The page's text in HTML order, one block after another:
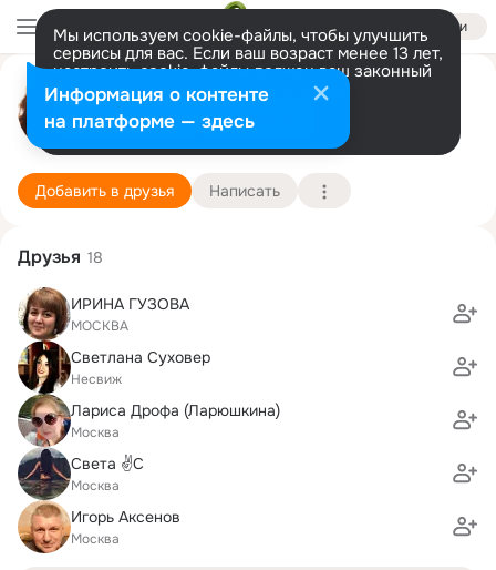
Войти
Мы используем cookie-файлы, чтобы улучшить
сервисы для вас. Если ваш возраст менее 13 лет,
настроить cookie-файлы должен ваш законный
представитель. Больше информации
Разрешить все Настроить
Елена Силаева
москва 14 июля (53 года)
Подробнее
Добавить в друзья Написать
Друзья 18
ИРИНА ГУЗОВА
МОСКВА
Светлана Суховер
Несвиж
Лариса Дрофа (Ларюшкина)
Москва
Света ✌С
Москва
Игорь Аксенов
Москва
Информация о контенте
на платформе — здесь